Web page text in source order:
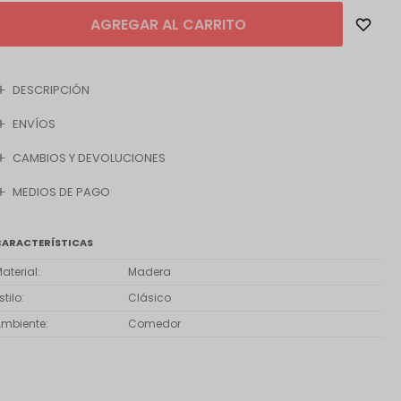
AGREGAR AL CARRITO
DESCRIPCIÓN
ENVÍOS
CAMBIOS Y DEVOLUCIONES
MEDIOS DE PAGO
Madera
Clásico
Comedor